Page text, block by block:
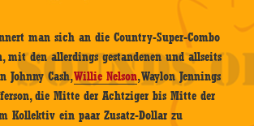
man sich an die Country-Super-Combo
mit den allerdings gestandenen und allseits
Johnny Cash,Willie Nelson, Waylon Jennings
die Mitte der Achtziger bis Mitte der
Kollektiv ein paar Zusatz-Dollar zu